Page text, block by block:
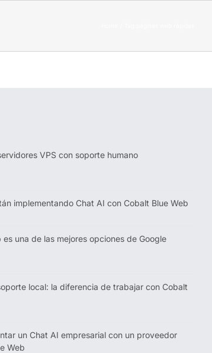
VPS con soporte humano
implementando Chat AI con Cobalt Blue Web
una de las mejores opciones de Google
local: la diferencia de trabajar con Cobalt
un Chat AI empresarial con un proveedor
Web